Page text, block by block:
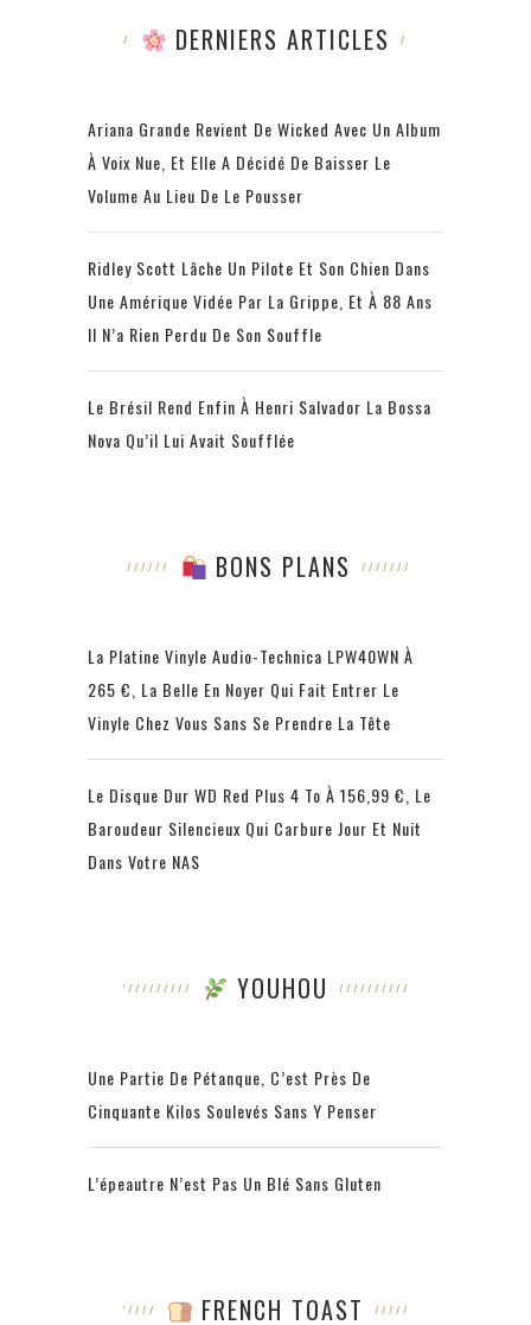
DERNIERS ARTICLES
Ariana Grande Revient De Wicked Avec Un Album
À Voix Nue, Et Elle A Décidé De Baisser Le
Volume Au Lieu De Le Pousser
Ridley Scott Lâche Un Pilote Et Son Chien Dans
Une Amérique Vidée Par La Grippe, Et À 88 Ans
Il N’a Rien Perdu De Son Souffle
Le Brésil Rend Enfin À Henri Salvador La Bossa
Nova Qu’il Lui Avait Soufflée
BONS PLANS
La Platine Vinyle Audio-Technica LPW40WN À
265 €, La Belle En Noyer Qui Fait Entrer Le
Vinyle Chez Vous Sans Se Prendre La Tête
Le Disque Dur WD Red Plus 4 To À 156,99 €, Le
Baroudeur Silencieux Qui Carbure Jour Et Nuit
Dans Votre NAS
YOUHOU
Une Partie De Pétanque, C’est Près De
Cinquante Kilos Soulevés Sans Y Penser
L’épeautre N’est Pas Un Blé Sans Gluten
FRENCH TOAST